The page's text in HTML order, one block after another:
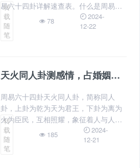
易六十四卦详解速查表。什么是周易六
十四卦详解速查表周易六十四卦详解速
查表是一种工具，用于帮助人们快速查
询和理解六十四卦的含义和解释。如何
转
载
随
笔
78
2024-
12-22
天火同人卦测感情，占婚姻好不好？同人卦卦辞详解！
周易六十四卦天火同人卦，简称同人
卦，上卦为乾为天为君王，下卦为离为
火为臣民，互相照耀，象征着人与人之
间的和睦相处。天火同人卦测感情，这
是一个比较吉利的卦象，有利双方感情
复合。同人卦占婚姻，对已婚感情的分
转
载
随
笔
185
2024-
12-21